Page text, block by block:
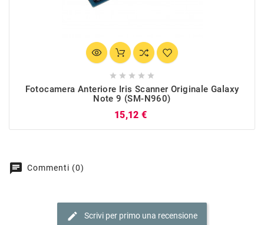
    
Fotocamera Anteriore Iris Scanner Originale Galaxy
Note 9 (SM-N960)
15,12 €
chat Commenti (0)
edit Scrivi per primo una recensione